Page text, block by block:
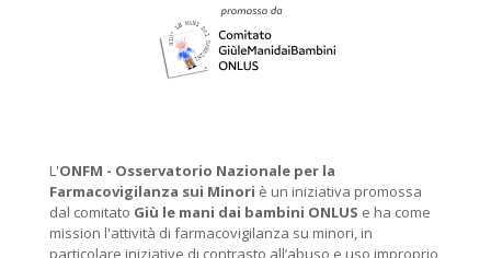
L'ONFM - Osservatorio Nazionale per la
Farmacovigilanza sui Minori è un iniziativa promossa
dal comitato Giù le mani dai bambini ONLUS e ha come
mission l'attività di farmacovigilanza su minori, in
particolare iniziative di contrasto all’abuso e uso improprio